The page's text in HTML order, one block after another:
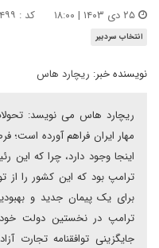
کد : ۲۰۳۰۴۹۹
انتخاب سردبیر
نویسنده خبر: ریچارد هاس
مهار ایران فراهم آورده است؛
اینجا وجود دارد، چرا که این
برای یک پیمان جدید و
ترامپ در نخستین دولت خود